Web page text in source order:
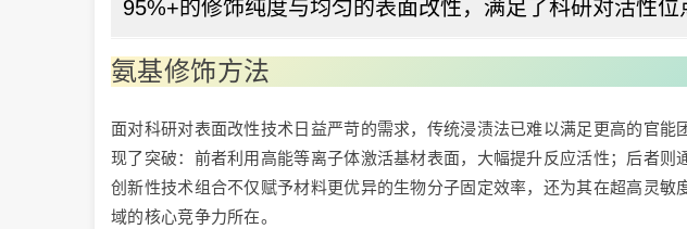
95%+的修饰纯度与均匀的表面改性，满足了科研对活性
氨基修饰方法
面对科研对表面改性技术日益严苛的需求，传统浸渍法已难以满足更高的官能
现了突破：前者利用高能等离子体激活基材表面，大幅提升反应活性；后者
创新性技术组合不仅赋予材料更优异的生物分子固定效率，还为其在超高灵
域的核心竞争力所在。